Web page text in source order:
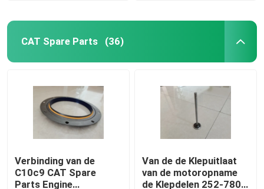
CAT Spare Parts (36)
Verbinding van de
C10c9 CAT Spare
Parts Engine
Van de de Klepuitlaat
van de motoropname
de Klepdelen 252-7802